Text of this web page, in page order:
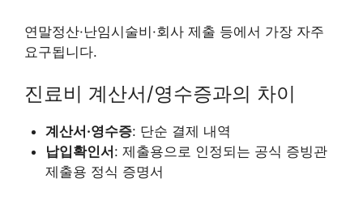
연말정산·난임시술비·회사 제출 등에서 가장 자주
요구됩니다.
진료비 계산서/영수증과의 차이
계산서·영수증: 단순 결제 내역
납입확인서 : 제출용으로 인정되는 공식 증빙관
제출용 정식 증명서